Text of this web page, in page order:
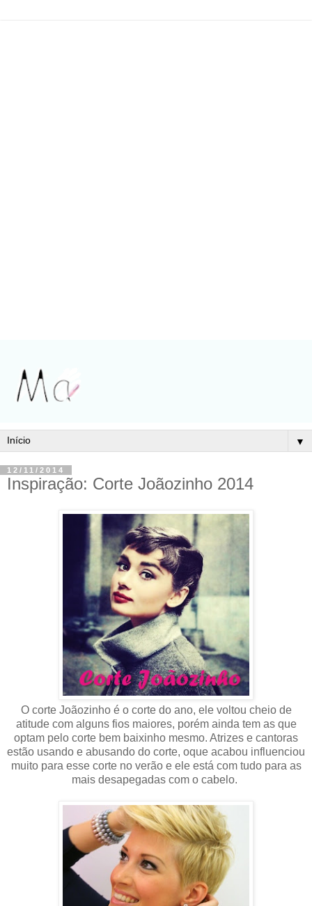
▼
12/11/2014
Inspiração: Corte Joãozinho 2014
O corte Joãozinho é o corte do ano, ele voltou cheio de
atitude com alguns fios maiores, porém ainda tem as que
optam pelo corte bem baixinho mesmo. Atrizes e cantoras
estão usando e abusando do corte, oque acabou influenciou
muito para esse corte no verão e ele está com tudo para as
mais desapegadas com o cabelo.